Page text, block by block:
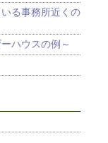
る事務所近くの
ハウスの例～